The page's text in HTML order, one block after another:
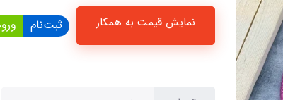
نمایش قیمت به همکار ثبت‌نام